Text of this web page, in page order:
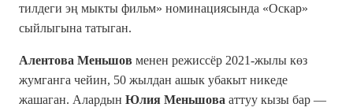
тилдеги эң мыкты фильм» номинациясында «Оскар»
сыйлыгына татыган.
Алентова Меньшов менен режиссёр 2021-жылы көз
жумганга чейин, 50 жылдан ашык убакыт никеде
жашаган. Алардын Юлия Меньшова аттуу кызы бар —